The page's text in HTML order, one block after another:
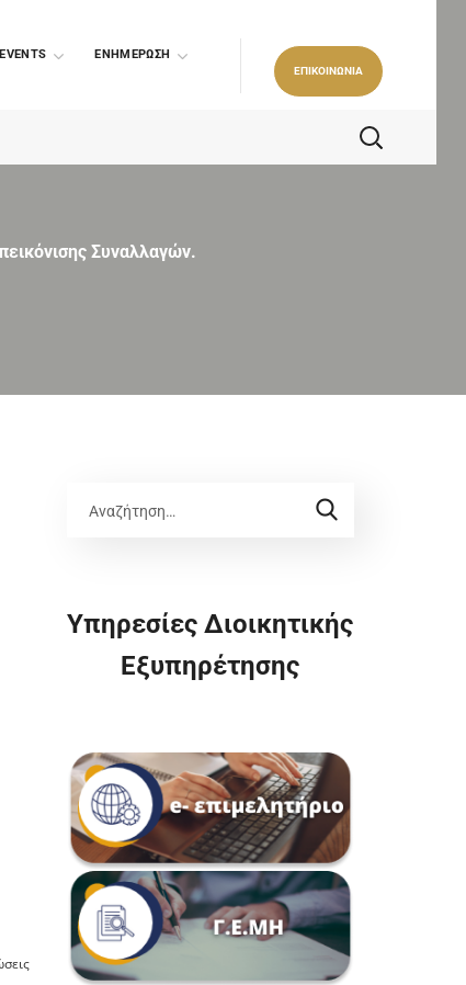
EVENTS ΕΝΗΜΕΡΩΣΗ
ΕΠΙΚΟΙΝΩΝΙΑ
Συναλλαγών.
Υπηρεσίες Διοικητικής
Εξυπηρέτησης